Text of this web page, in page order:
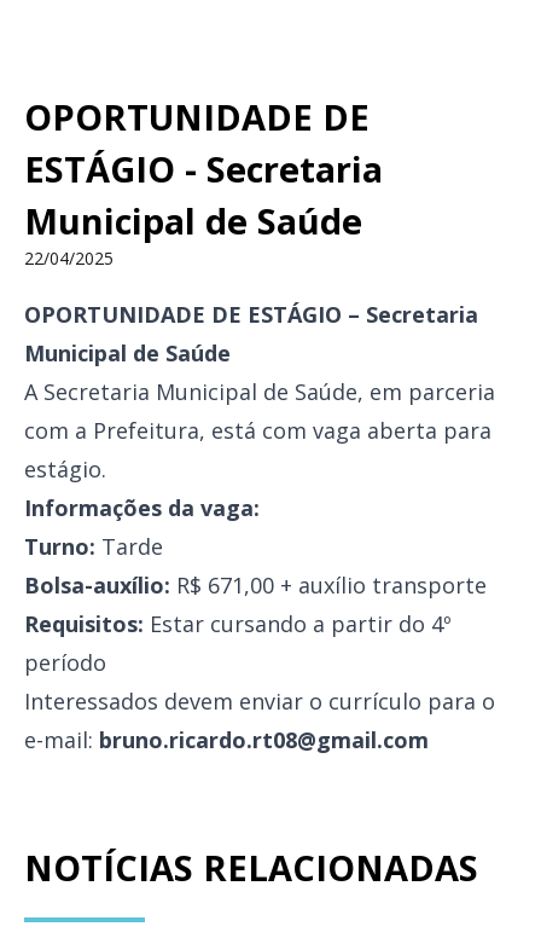
OPORTUNIDADE DE
ESTÁGIO - Secretaria
Municipal de Saúde
22/04/2025
OPORTUNIDADE DE ESTÁGIO – Secretaria
Municipal de Saúde
A Secretaria Municipal de Saúde, em parceria
com a Prefeitura, está com vaga aberta para
estágio.
Informações da vaga:
Turno: Tarde
Bolsa-auxílio: R$ 671,00 + auxílio transporte
Requisitos: Estar cursando a partir do 4º
período
Interessados devem enviar o currículo para o
e-mail: bruno.ricardo.rt08@gmail.com
NOTÍCIAS RELACIONADAS